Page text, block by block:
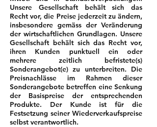
Unsere Gesellschaft behält sich das
Recht vor, die Preise jederzeit zu ändern,
insbesondere gemäss der Veränderung
der wirtschaftlichen Grundlagen. Unsere
Gesellschaft behält sich das Recht vor,
ihren Kunden punktuell ein oder
mehrere zeitlich befristete(s)
Sonderangebot(e) zu unterbreiten. Die
Preisnachlässe im Rahmen dieser
Sonderangebote betreffen eine Senkung
der Basispreise der entsprechenden
Produkte. Der Kunde ist für die
Festsetzung seiner Wiederverkaufspreise
selbst verantwortlich.